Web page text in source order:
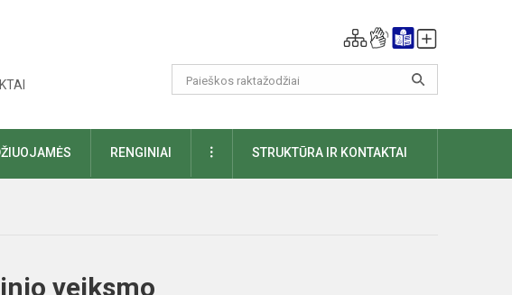
RENGINIAI DAUGIAUSTRUKTŪRA IR KONTAKTAI
veiksmo